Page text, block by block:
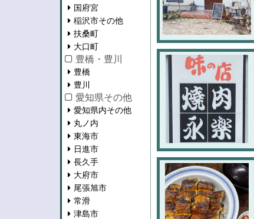
国府宮
稲沢市その他
扶桑町
大口町
豊橋・豊川
豊橋
豊川
愛知県その他
愛知県内その他
丸ノ内
東海市
日進市
長久手
大府市
尾張旭市
常滑
津島市